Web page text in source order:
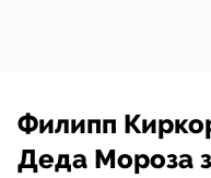
Филипп
Деда Мороза